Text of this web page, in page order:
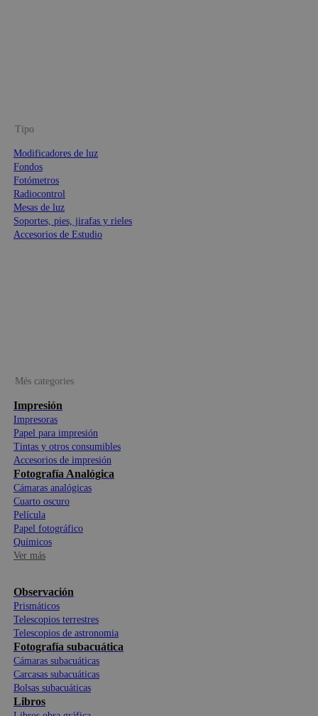
Tipo
Modificadores de luz
Fondos
Fotómetros
Radiocontrol
Mesas de luz
Soportes, pies, jirafas y rieles
Accesorios de Estudio
Més categories
Impresión
Impresoras
Papel para impresión
Tintas y otros consumibles
Accesorios de impresión
Fotografía Analógica
Cámaras analógicas
Cuarto oscuro
Película
Papel fotográfico
Químicos
Ver más
Observación
Prismáticos
Telescopios terrestres
Telescopios de astronomia
Fotografía subacuática
Cámaras subacuáticas
Carcasas subacuáticas
Bolsas subacuáticas
Libros